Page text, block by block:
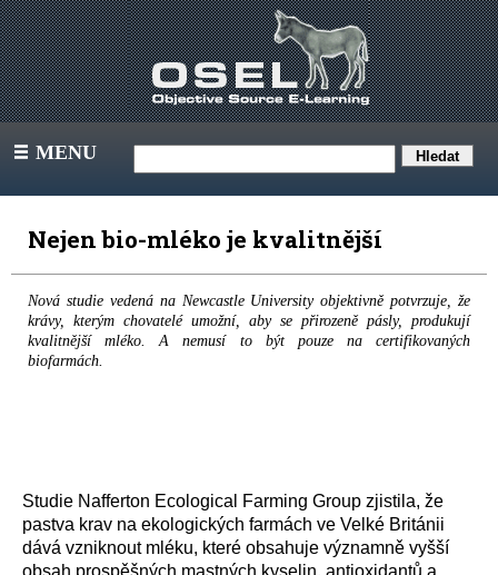
III MENU
Nejen bio-mléko je kvalitnější
Nová studie vedená na Newcastle University objektivně potvrzuje, že
krávy, kterým chovatelé umožní, aby se přirozeně pásly, produkují
kvalitnější mléko. A nemusí to být pouze na certifikovaných
biofarmách.
Studie Nafferton Ecological Farming Group zjistila, že
pastva krav na ekologických farmách ve Velké Británii
dává vzniknout mléku, které obsahuje významně vyšší
obsah prospěšných mastných kyselin, antioxidantů a